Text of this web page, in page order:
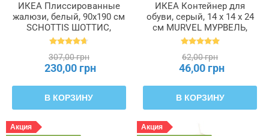
ИКЕА Плиссированные
жалюзи, белый, 90x190 см
SCHOTTIS ШОТТИС,
202.422.82
307,00 грн
230,00 грн
В КОРЗИНУ
ИКЕА Контейнер для
обуви, серый, 14 x 14 x 24
см MURVEL МУРВЕЛЬ,
204.348.32
62,00 грн
46,00 грн
В КОРЗИНУ
Акция
Акция